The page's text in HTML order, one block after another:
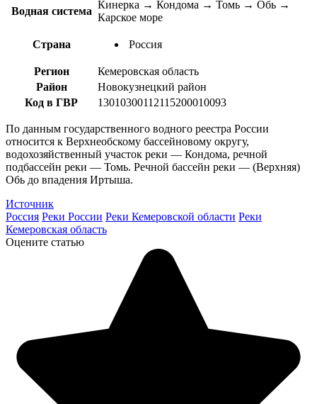
Водная система
Кинерка → Кондома → Томь → Обь →
Карское море
Страна Россия
Регион
Кемеровская область
Район
Новокузнецкий район
Код в ГВР
13010300112115200010093
По данным государственного водного реестра России
относится к Верхнеобскому бассейновому округу,
водохозяйственный участок реки — Кондома, речной
подбассейн реки — Томь. Речной бассейн реки — (Верхняя)
Обь до впадения Иртыша.
Источник
Россия Реки России Реки Кемеровской области Реки
Кемеровская область
Оцените статью